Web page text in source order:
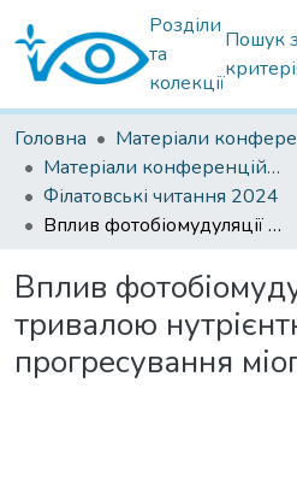
Розділи
та
колекції
Пошук
Головна
Матеріали
Матеріали конференцій Інституту Філатова
Філатовські читання 2024
Вплив фотобіомудуляції з тривалою нутрієнтною терапію на прогресування міопії у студентів
Вплив
тривалою
прогресування